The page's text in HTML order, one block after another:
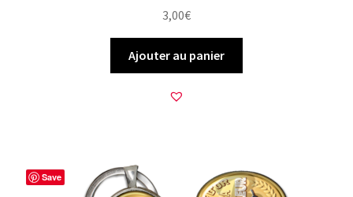
3,00€
Ajouter au panier
Save